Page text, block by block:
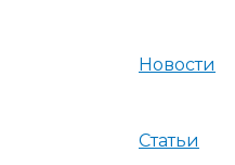
Новости
Статьи